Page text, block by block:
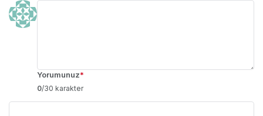
Yorumunuz*
0/30 karakter